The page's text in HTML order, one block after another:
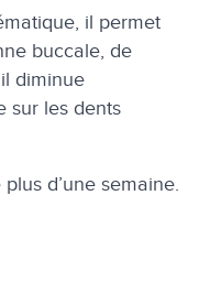
il permet
buccale, de
diminue
sur les dents
d’une semaine.